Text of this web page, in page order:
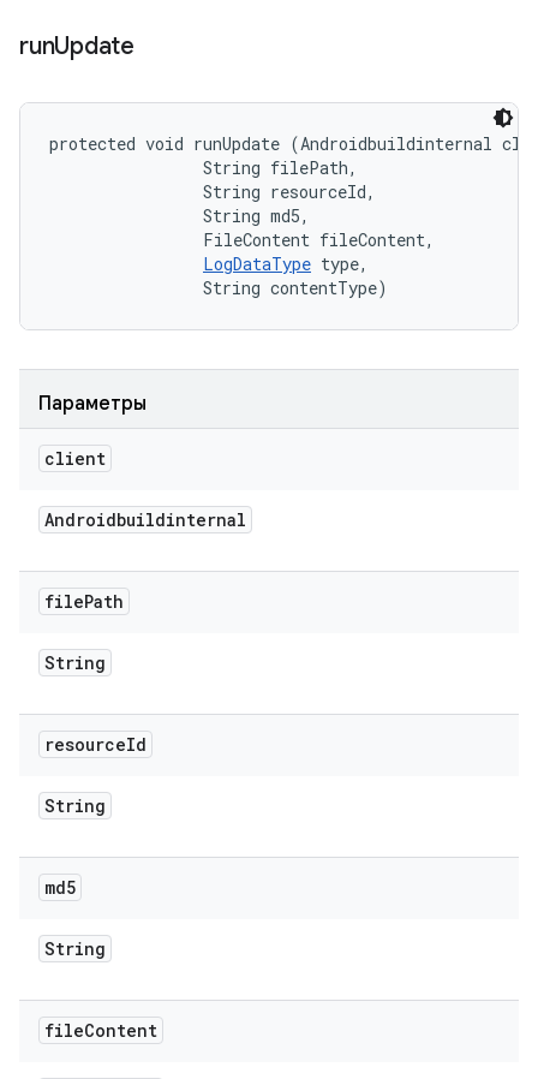
runUpdate
protected void runUpdate (Androidbuildinternal
                String filePath,
                String resourceId,
                String md5,
                FileContent fileContent,
LogDataType type,
                String contentType)
Параметры
client
Androidbuildinternal
filePath
String
resourceId
String
md5
String
fileContent